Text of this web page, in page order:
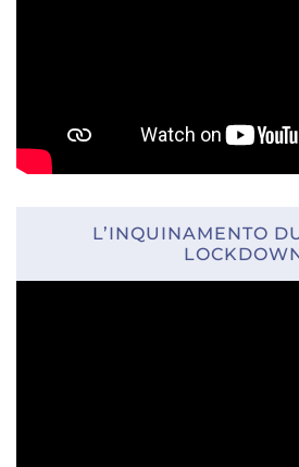
L’INQUINAMENTO